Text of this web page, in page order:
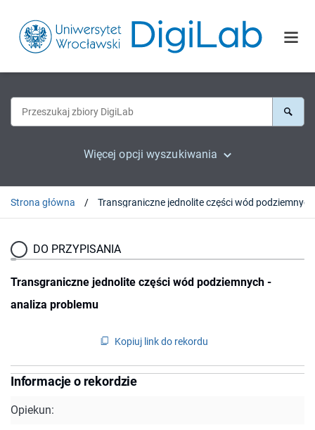
Więcej opcji wyszukiwania
Strona główna
DO PRZYPISANIA
Transgraniczne jednolite części wód podziemnych -
analiza problemu
Kopiuj link do rekordu
Informacje o rekordzie
Opiekun: